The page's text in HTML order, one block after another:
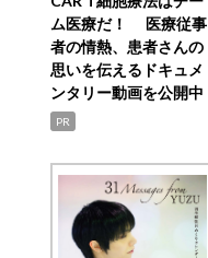
ム医療だ！ 医療従事
者の情熱、患者さんの
思いを伝えるドキュメ
ンタリー動画を公開中
PR